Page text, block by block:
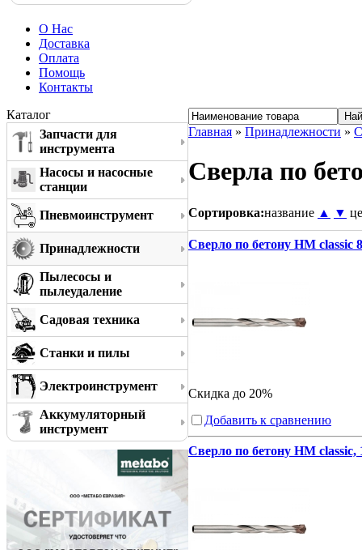
О Нас
Доставка
Оплата
Помощь
Контакты
Каталог
Запчасти для
инструмента
Насосы и насосные
станции
Пневмоинструмент
Принадлежности
Пылесосы и
пылеудаление
Садовая техника
Станки и пилы
Электроинструмент
Аккумуляторный
инструмент
Главная » Принадлежности »
Сверла по
Сортировка:название ▲ ▼
Сверло по бетону HM classic
Скидка до 20%
Добавить к сравнению
Сверло по бетону HM classic,